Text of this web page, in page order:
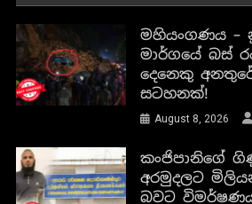
මහියංගණය –
මාර්ගයේ බස්
දෙනෙකු
සටහනක්!
August 8, 2026
කංජිපානිගේ
අරමුදලට
බවට